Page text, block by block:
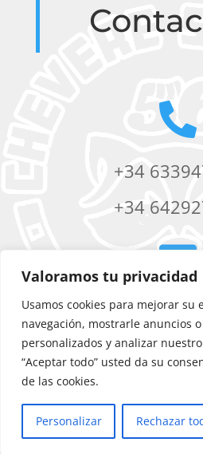
Valoramos tu privacidad
Usamos cookies para mejorar su
navegación, mostrarle anuncios
personalizados y analizar
“Aceptar todo” usted da su
de las cookies.
Personalizar Rechazar

+34
+34

©Chevere 56 Services|